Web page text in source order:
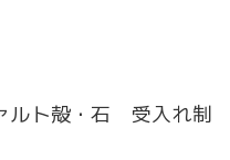
ルト殻・石 受入れ制